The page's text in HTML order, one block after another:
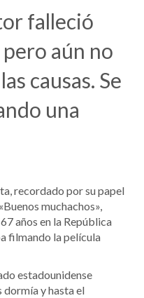
falleció
aún no
causas. Se
una
recordado por su papel
muchachos»,
años en la República
filmando la película
estadounidense
y hasta el